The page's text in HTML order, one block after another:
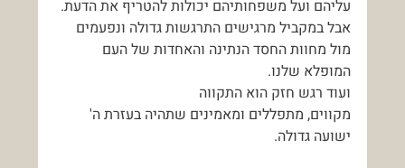
עליהם ועל משפחותיהם יכולות להטריף את הדעת.
אבל במקביל מרגישים התרגשות גדולה ונפעמים
מול מחוות החסד הנתינה והאחדות של העם
המופלא שלנו.
ועוד רגש חזק הוא התקווה
מקווים, מתפללים ומאמינים שתהיה בעזרת ה'
ישועה גדולה.